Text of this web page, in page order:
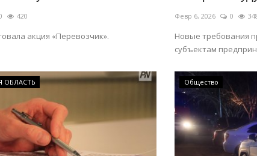
420
акция «Перевозчик».
Февр 6, 2026 0
Новые требования
субъектам
ОБЛАСТЬ Общество